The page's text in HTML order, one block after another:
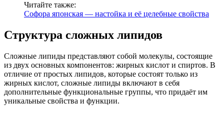
Читайте также:
Софора японская — настойка и её целебные свойства
Структура сложных липидов
Сложные липиды представляют собой молекулы, состоящие
из двух основных компонентов: жирных кислот и спиртов. В
отличие от простых липидов, которые состоят только из
жирных кислот, сложные липиды включают в себя
дополнительные функциональные группы, что придаёт им
уникальные свойства и функции.